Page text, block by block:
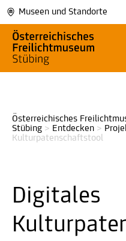
Museen und Standorte
Österreichisches
Stübing > Entdecken >
Kulturpatenschaftstool
Digitales